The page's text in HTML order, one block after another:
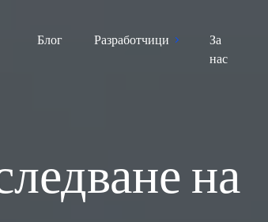
Блог Разработчици
За
нас
на